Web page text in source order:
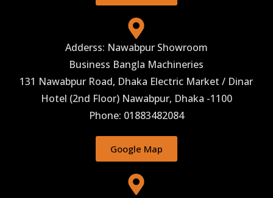
Adderss: Nawabpur Showroom
Business Bangla Machineries
131 Nawabpur Road, Dhaka Electric Market / Dinar
Hotel (2nd Floor) Nawabpur, Dhaka -1100
Phone: 01883482084
Google Map